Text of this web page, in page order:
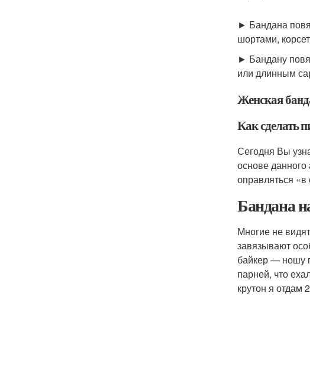
► Бандана
шортами,
► Бандану
или длинным
Женская
Как сделать
Сегодня Вы
основе
оправляться
Бандана
Многие не
завязывают
байкер — ношу
парней, что
крутон я отдам